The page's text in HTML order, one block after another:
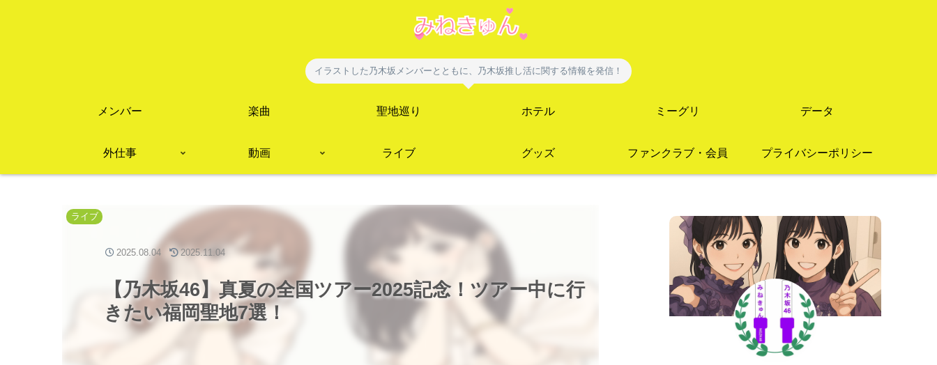
イラストした乃木坂メンバーとともに、乃木坂推し活に関する情報を発信！
メンバー 楽曲 聖地巡り ホテル ミーグリ データ
外仕事 動画 ライブ グッズ ファンクラブ・会員 プライバシーポリシー
【乃木坂46】真夏の全国ツアー2025記念！ツアー中に行
きたい福岡聖地7選！
ライブ
2025.08.04 2025.11.04